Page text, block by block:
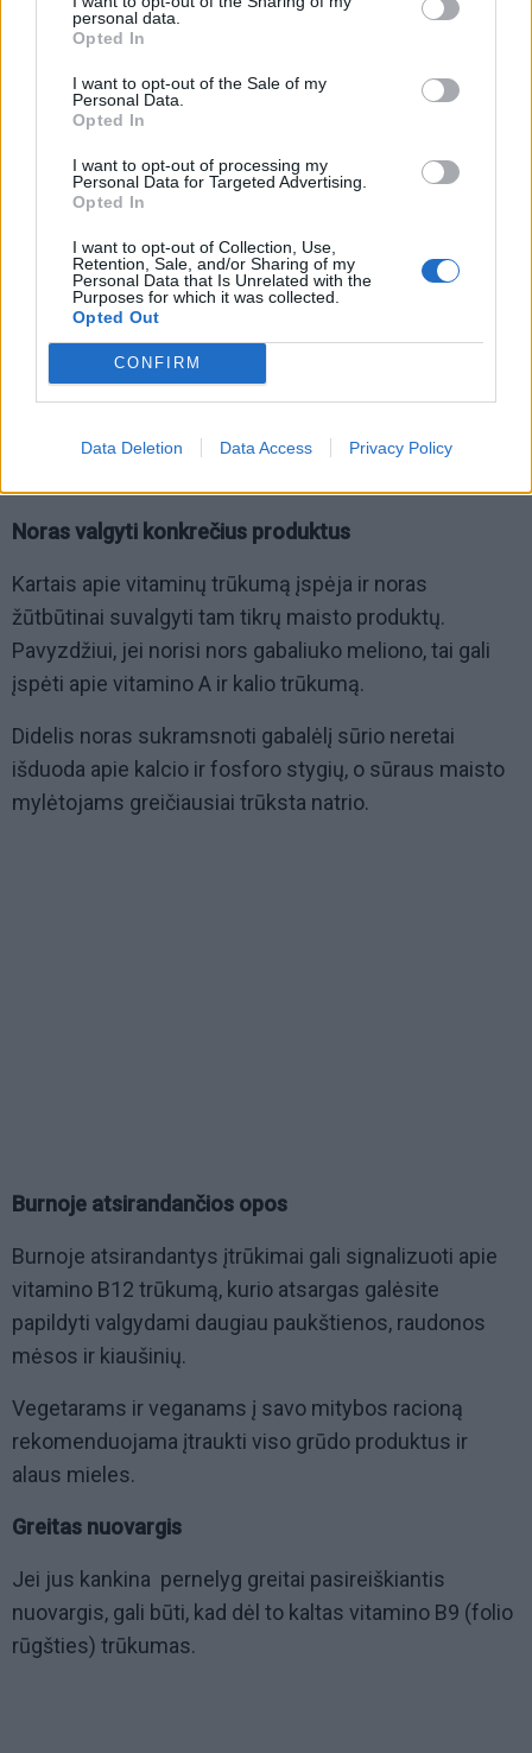
personal data.
Opted In
I want to opt-out of the Sale of my
Personal Data.
Opted In
I want to opt-out of processing my
Personal Data for Targeted Advertising.
Opted In
I want to opt-out of Collection, Use,
Retention, Sale, and/or Sharing of my
Personal Data that Is Unrelated with the
Purposes for which it was collected.
Opted Out
CONFIRM
Data Deletion Data Access Privacy Policy
Jei skundžiatės halitoze (prastu burnos kvapu),
todėl valgykite daugiau paukštienos ir jautienos,
Noras valgyti konkrečius produktus
Kartais apie vitaminų trūkumą įspėja ir noras
žūtbūtinai suvalgyti tam tikrų maisto produktų.
Pavyzdžiui, jei norisi nors gabaliuko meliono, tai gali
įspėti apie vitamino A ir kalio trūkumą.
Didelis noras sukramsnoti gabalėlį sūrio neretai
išduoda apie kalcio ir fosforo stygių, o sūraus maisto
mylėtojams greičiausiai trūksta natrio.
Burnoje atsirandančios opos
Burnoje atsirandantys įtrūkimai gali signalizuoti apie
vitamino B12 trūkumą, kurio atsargas galėsite
papildyti valgydami daugiau paukštienos, raudonos
mėsos ir kiaušinių.
Vegetarams ir veganams į savo mitybos racioną
rekomenduojama įtraukti viso grūdo produktus ir
alaus mieles.
Greitas nuovargis
Jei jus kankina pernelyg greitai pasireiškiantis
nuovargis, gali būti, kad dėl to kaltas vitamino B9 (folio
rūgšties) trūkumas.